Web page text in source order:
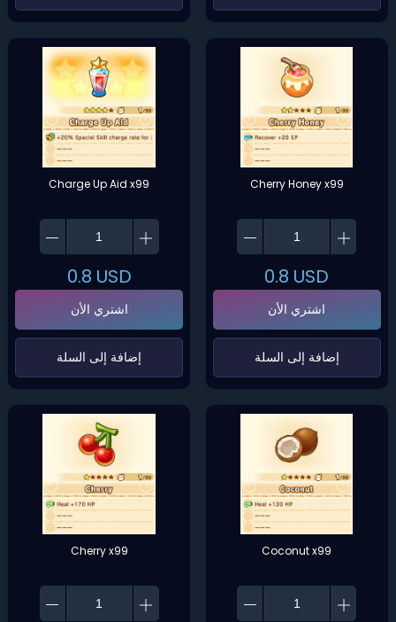
Charge Up Aid x99
0.8 USD
اشتري الأن
‌إضافة إلى السلة‌
Cherry Honey x99
0.8 USD
اشتري الأن
‌إضافة إلى السلة‌
Cherry x99 Coconut x99